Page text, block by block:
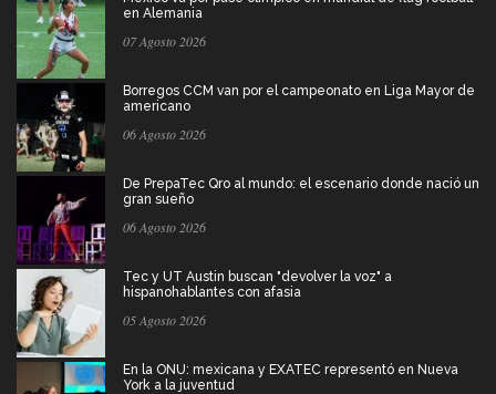
en Alemania
07 Agosto 2026
Borregos CCM van por el campeonato en Liga Mayor de
americano
06 Agosto 2026
De PrepaTec Qro al mundo: el escenario donde nació un
gran sueño
06 Agosto 2026
Tec y UT Austin buscan "devolver la voz" a
hispanohablantes con afasia
05 Agosto 2026
En la ONU: mexicana y EXATEC representó en Nueva
York a la juventud